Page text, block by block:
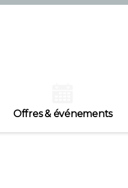
Offres & événements